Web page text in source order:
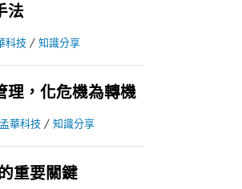
法
科技 /知識分享
理，化危機為轉機
孟華科技 /知識分享
重要關鍵